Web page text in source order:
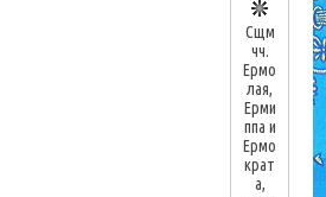
Сщм
чч.
Ермо
лая,
Ерми
ппа и
Ермо
крат
а,